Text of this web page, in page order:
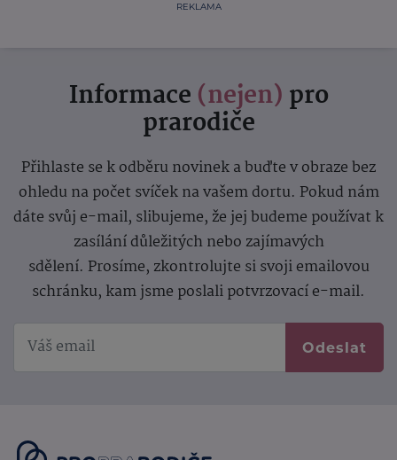
REKLAMA
Informace (nejen) pro
prarodiče
Přihlaste se k odběru novinek a buďte v obraze bez
ohledu na počet svíček na vašem dortu. Pokud nám
dáte svůj e-mail, slibujeme, že jej budeme používat k
zasílání důležitých nebo zajímavých
sdělení. Prosíme, zkontrolujte si svoji emailovou
schránku, kam jsme poslali potvrzovací e-mail.
Odeslat